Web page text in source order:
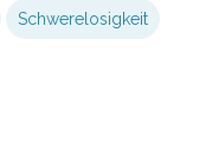
Schwerelosigkeit